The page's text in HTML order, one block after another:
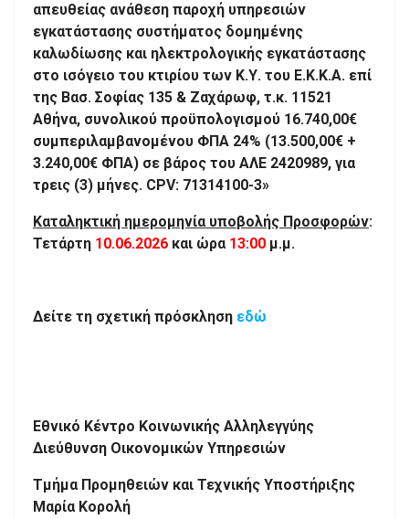
απευθείας ανάθεση παροχή υπηρεσιών
εγκατάστασης συστήματος δομημένης
καλωδίωσης και ηλεκτρολογικής εγκατάστασης
στο ισόγειο του κτιρίου των Κ.Υ. του Ε.Κ.Κ.Α. επί
της Βασ. Σοφίας 135 & Ζαχάρωφ, τ.κ. 11521
Αθήνα, συνολικού προϋπολογισμού 16.740,00€
συμπεριλαμβανομένου ΦΠΑ 24% (13.500,00€ +
3.240,00€ ΦΠΑ) σε βάρος του ΑΛΕ 2420989, για
τρεις (3) μήνες. CPV: 71314100-3»
Καταληκτική ημερομηνία υποβολής Προσφορών:
Τετάρτη 10.06.2026 και ώρα 13:00 μ.μ.
Δείτε τη σχετική πρόσκληση εδώ
Εθνικό Κέντρο Κοινωνικής Αλληλεγγύης
Διεύθυνση Οικονομικών Υπηρεσιών
Τμήμα Προμηθειών και Τεχνικής Υποστήριξης
Μαρία Κορολή